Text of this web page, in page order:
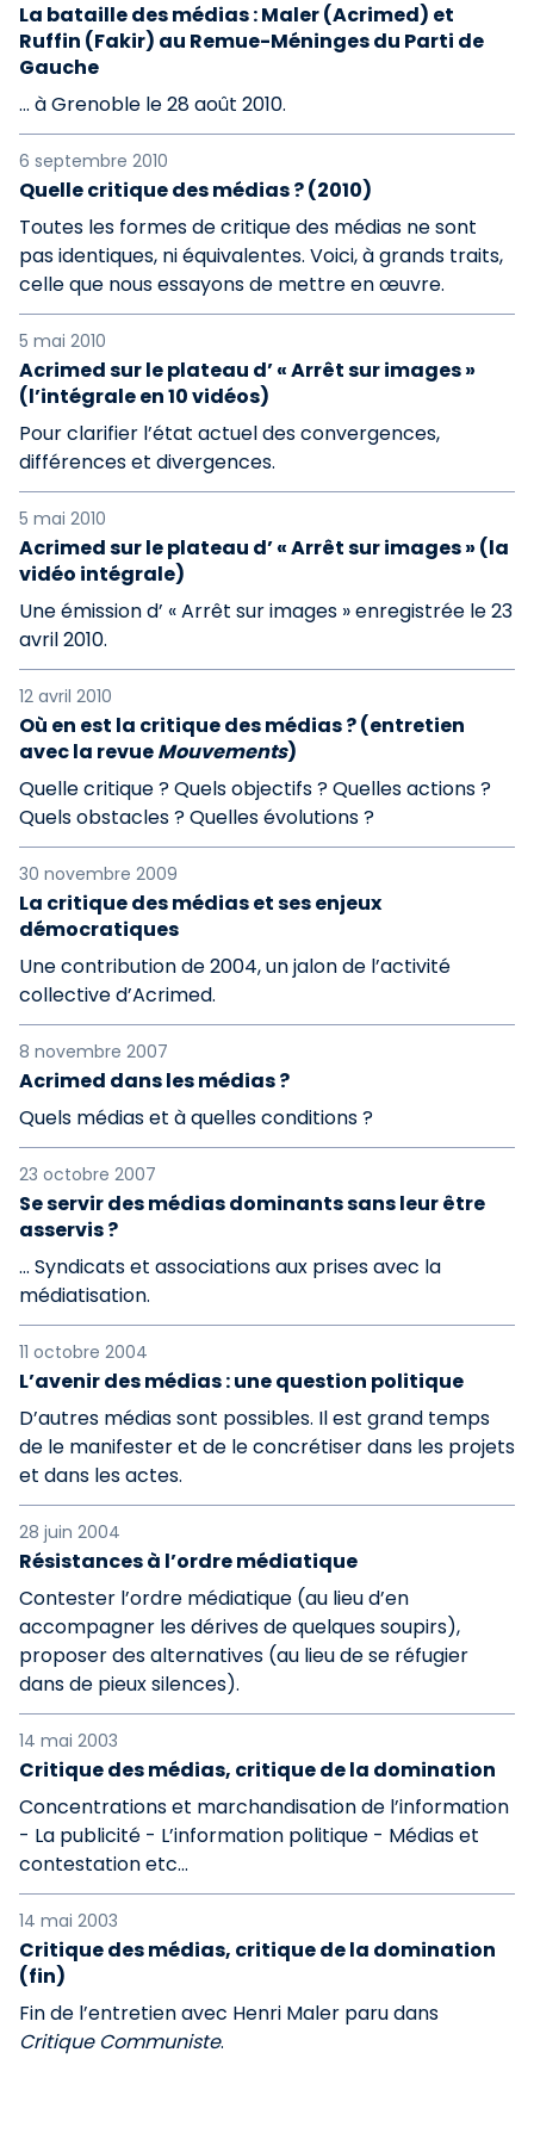
La bataille des médias : Maler (Acrimed) et
Ruffin (Fakir) au Remue-Méninges du Parti de
Gauche
... à Grenoble le 28 août 2010.
6 septembre 2010
Quelle critique des médias ? (2010)
Toutes les formes de critique des médias ne sont
pas identiques, ni équivalentes. Voici, à grands traits,
celle que nous essayons de mettre en œuvre.
5 mai 2010
Acrimed sur le plateau d’ « Arrêt sur images »
(l’intégrale en 10 vidéos)
Pour clarifier l’état actuel des convergences,
différences et divergences.
5 mai 2010
Acrimed sur le plateau d’ « Arrêt sur images » (la
vidéo intégrale)
Une émission d’ « Arrêt sur images » enregistrée le 23
avril 2010.
12 avril 2010
Où en est la critique des médias ? (entretien
avec la revueMouvements)
Quelle critique ? Quels objectifs ? Quelles actions ?
Quels obstacles ? Quelles évolutions ?
30 novembre 2009
La critique des médias et ses enjeux
démocratiques
Une contribution de 2004, un jalon de l’activité
collective d’Acrimed.
8 novembre 2007
Acrimed dans les médias ?
Quels médias et à quelles conditions ?
23 octobre 2007
Se servir des médias dominants sans leur être
asservis ?
… Syndicats et associations aux prises avec la
médiatisation.
11 octobre 2004
L’avenir des médias : une question politique
D’autres médias sont possibles. Il est grand temps
de le manifester et de le concrétiser dans les projets
et dans les actes.
28 juin 2004
Résistances à l’ordre médiatique
Contester l’ordre médiatique (au lieu d’en
accompagner les dérives de quelques soupirs),
proposer des alternatives (au lieu de se réfugier
dans de pieux silences).
14 mai 2003
Critique des médias, critique de la domination
Concentrations et marchandisation de l’information
- La publicité - L’information politique - Médias et
contestation etc...
14 mai 2003
Critique des médias, critique de la domination
(fin)
Fin de l’entretien avec Henri Maler paru dans
Critique Communiste.